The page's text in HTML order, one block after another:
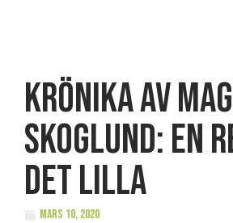
Krönika av
Skoglund: En
det lilla
mars 10, 2020